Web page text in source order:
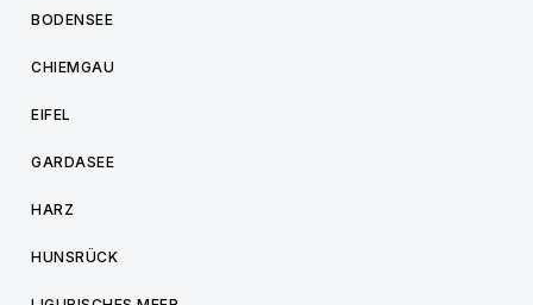
BODENSEE
CHIEMGAU
EIFEL
GARDASEE
HARZ
HUNSRÜCK